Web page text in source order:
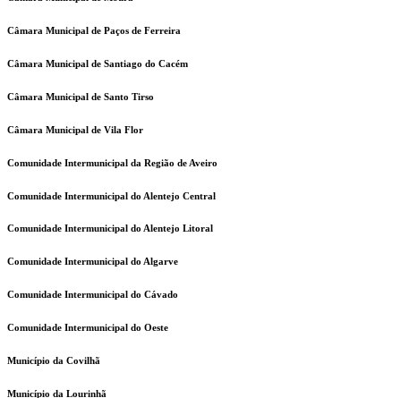
Câmara Municipal de Paços de Ferreira
Câmara Municipal de Santiago do Cacém
Câmara Municipal de Santo Tirso
Câmara Municipal de Vila Flor
Comunidade Intermunicipal da Região de Aveiro
Comunidade Intermunicipal do Alentejo Central
Comunidade Intermunicipal do Alentejo Litoral
Comunidade Intermunicipal do Algarve
Comunidade Intermunicipal do Cávado
Comunidade Intermunicipal do Oeste
Município da Covilhã
Município da Lourinhã